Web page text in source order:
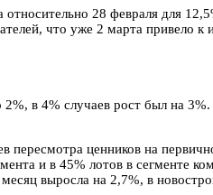
28 февраля для
что уже 2 марта привело
в 4% случаев рост был на
ценников на
и в 45% лотов в сегменте
выросла на 2,7%, в